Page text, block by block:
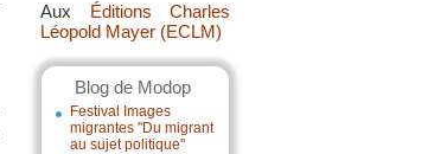
Aux Éditions Charles
Léopold Mayer (ECLM)
Blog de Modop
Festival Images
migrantes "Du migrant
au sujet politique"